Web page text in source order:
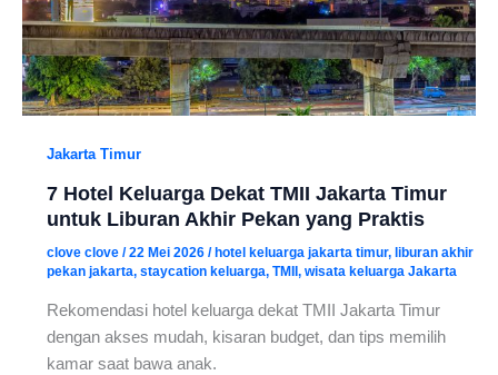
Jakarta Timur
7 Hotel Keluarga Dekat TMII Jakarta Timur
untuk Liburan Akhir Pekan yang Praktis
clove clove /22 Mei 2026 /hotel keluarga jakarta timur, liburan akhir
pekan jakarta, staycation keluarga, TMII, wisata keluarga Jakarta
Rekomendasi hotel keluarga dekat TMII Jakarta Timur
dengan akses mudah, kisaran budget, dan tips memilih
kamar saat bawa anak.